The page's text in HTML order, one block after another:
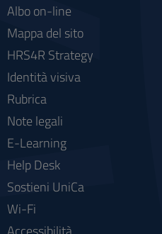
Albo on-line
Mappa del sito
HRS4R Strategy
Identità visiva
Rubrica
Note legali
E-Learning
Help Desk
Sostieni UniCa
Wi-Fi